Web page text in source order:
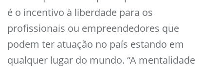
é o incentivo à liberdade para os
profissionais ou empreendedores que
podem ter atuação no país estando em
qualquer lugar do mundo. “A mentalidade